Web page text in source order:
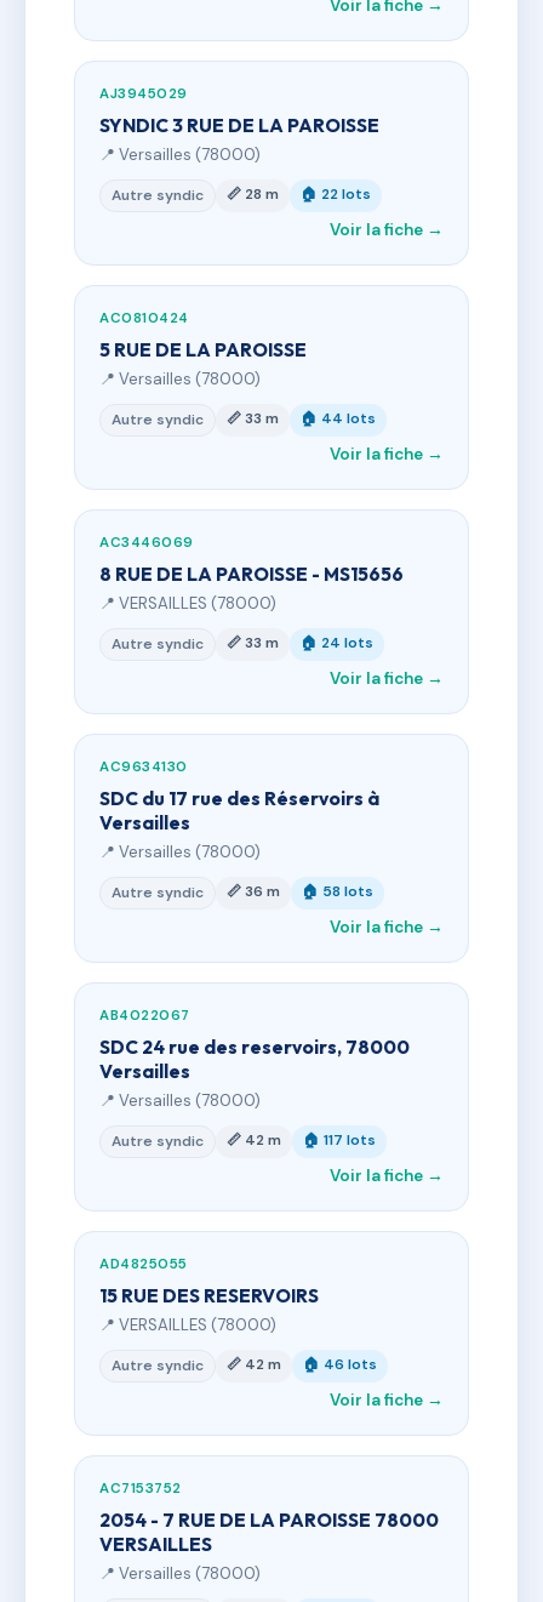
Voir la fiche →
AJ3945029
SYNDIC 3 RUE DE LA PAROISSE
📍 Versailles (78000)
Autre syndic 📏 28 m 🏠 22 lots
Voir la fiche →
AC0810424
5 RUE DE LA PAROISSE
📍 Versailles (78000)
Autre syndic 📏 33 m 🏠 44 lots
Voir la fiche →
AC3446069
8 RUE DE LA PAROISSE - MS15656
📍 VERSAILLES (78000)
Autre syndic 📏 33 m 🏠 24 lots
Voir la fiche →
AC9634130
SDC du 17 rue des Réservoirs à
Versailles
📍 Versailles (78000)
Autre syndic 📏 36 m 🏠 58 lots
Voir la fiche →
AB4022067
SDC 24 rue des reservoirs, 78000
Versailles
📍 Versailles (78000)
Autre syndic 📏 42 m 🏠 117 lots
Voir la fiche →
AD4825055
15 RUE DES RESERVOIRS
📍 VERSAILLES (78000)
Autre syndic 📏 42 m 🏠 46 lots
Voir la fiche →
AC7153752
2054 - 7 RUE DE LA PAROISSE 78000
VERSAILLES
📍 Versailles (78000)